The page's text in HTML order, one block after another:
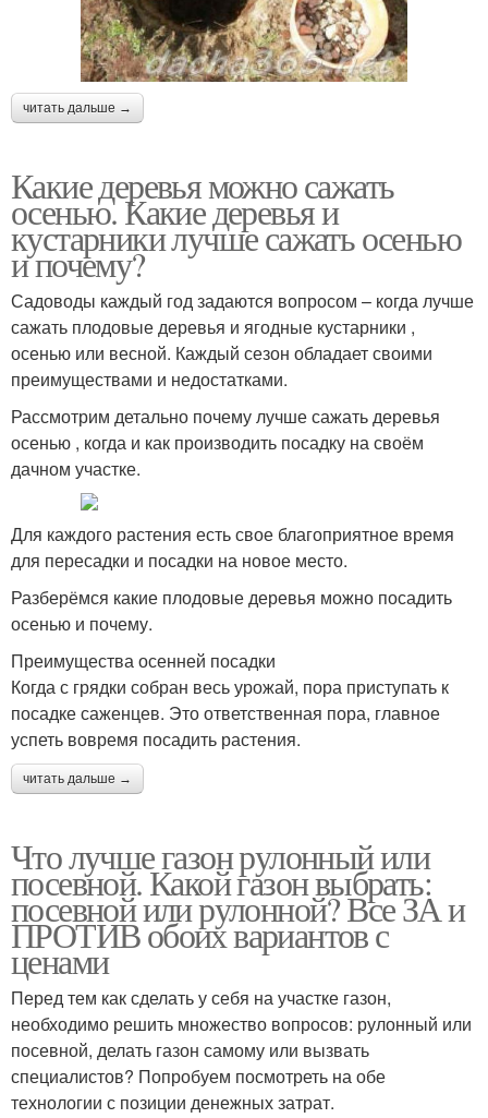
читать дальше →
Какие деревья можно сажать
осенью. Какие деревья и
кустарники лучше сажать осенью
и почему?
Садоводы каждый год задаются вопросом – когда лучше
сажать плодовые деревья и ягодные кустарники ,
осенью или весной. Каждый сезон обладает своими
преимуществами и недостатками.
Рассмотрим детально почему лучше сажать деревья
осенью , когда и как производить посадку на своём
дачном участке.
Для каждого растения есть свое благоприятное время
для пересадки и посадки на новое место.
Разберёмся какие плодовые деревья можно посадить
осенью и почему.
Преимущества осенней посадки
Когда с грядки собран весь урожай, пора приступать к
посадке саженцев. Это ответственная пора, главное
успеть вовремя посадить растения.
читать дальше →
Что лучше газон рулонный или
посевной. Какой газон выбрать:
посевной или рулонной? Все ЗА и
ПРОТИВ обоих вариантов с
ценами
Перед тем как сделать у себя на участке газон,
необходимо решить множество вопросов: рулонный или
посевной, делать газон самому или вызвать
специалистов? Попробуем посмотреть на обе
технологии с позиции денежных затрат.